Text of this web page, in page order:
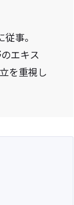
事。
エキス
を重視し